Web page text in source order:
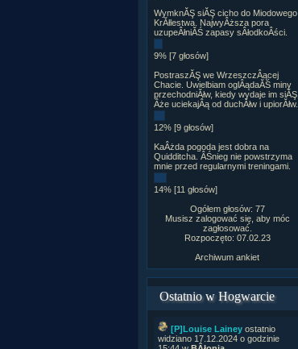
WymknĂŞ siĂŞ cicho do Miodowego
KrĂłlestwa. NajwyÂższa pora
uzupeÂłniĂŚ zapasy sÂłodkoÂści.
9% [7 głosów]
PostraszĂŞ we WrzeszczÂącej
Chacie. Uwielbiam oglÂądaĂŚ miny
przechodniĂłw, kiedy wydaje im siĂŞ,
Âże uciekajÂą od duchĂłw i upiorĂłw.
12% [9 głosów]
KaÂżda pogoda jest dobra na
Quidditcha. ÂŚnieg nie powstrzyma
mnie przed regularnymi treningami.
14% [11 głosów]
Ogółem głosów: 77
Musisz zalogować się, aby móc
zagłosować.
Rozpoczęto: 07.02.23
Archiwum ankiet
Ostatnio w Hogwarcie
[P]Louise Lainey ostatnio
widziano 17.12.2024 o godzinie